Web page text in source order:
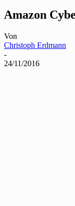
Amazon
Von
Christoph Erdmann
-
24/11/2016